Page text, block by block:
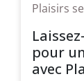
Plaisirs
pour
avec